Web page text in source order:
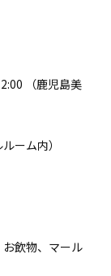
（鹿児島美
ーム内）
飲物、マール